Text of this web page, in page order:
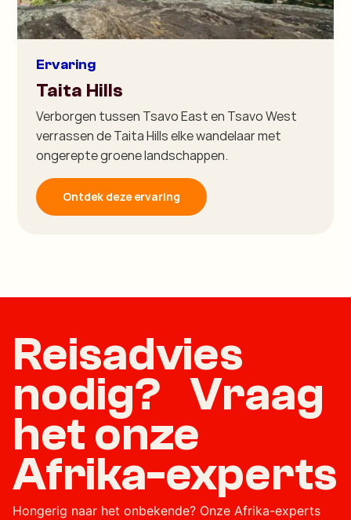
Ervaring
Taita Hills
Verborgen tussen Tsavo East en Tsavo West
verrassen de Taita Hills elke wandelaar met
ongerepte groene landschappen.
Ontdek deze ervaring
Reisadvies
nodig? Vraag
het onze
Afrika-experts
Hongerig naar het onbekende? Onze Afrika-experts